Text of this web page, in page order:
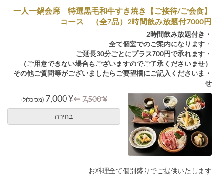
【ご接待/ご会食】一人一鍋会席 特選黒毛和牛すき焼き
コース （全7品）2時間飲み放題付7000円
・2時間飲み放題付き
・全て個室でのご案内になります
・ご延長30分ごとにプラス700円で承れます
（ご用意できない場合もございますのでご了承くださいませ）
・その他ご質問等がございましたらご要望欄にご記入くださいま
せ
¥ 7,500
⇐
¥ 7,000 (מס כלול)
בחירה
お料理全て個別盛りでご提供いたします